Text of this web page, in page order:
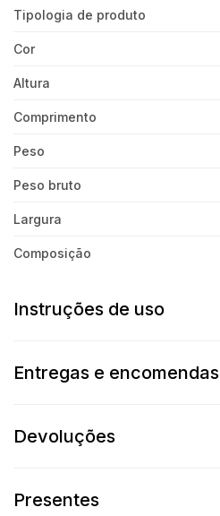
Tipologia de produto
Cor
Altura
Comprimento
Peso
Peso bruto
Largura
Composição
Instruções de uso
Entregas e encomendas
Devoluções
Presentes